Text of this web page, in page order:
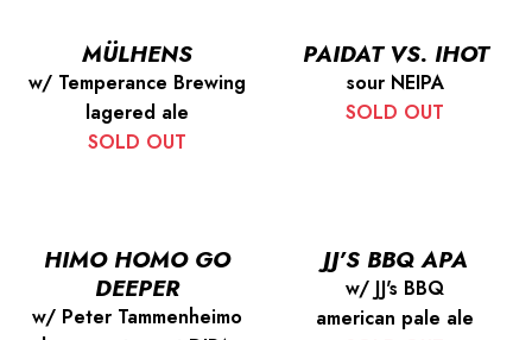
MÜLHENS
w/ Temperance Brewing
lagered ale
SOLD OUT
PAIDAT VS. IHOT
sour NEIPA
SOLD OUT
HIMO HOMO GO
DEEPER
w/ Peter Tammenheimo
JJ’S BBQ APA
w/ JJ's BBQ
american pale ale